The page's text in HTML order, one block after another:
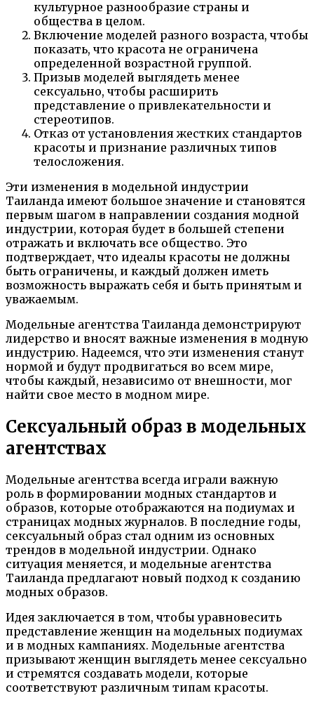
культурное разнообразие страны и
общества в целом.
Включение моделей разного возраста, чтобы
показать, что красота не ограничена
определенной возрастной группой.
Призыв моделей выглядеть менее
сексуально, чтобы расширить
представление о привлекательности и
стереотипов.
Отказ от установления жестких стандартов
красоты и признание различных типов
телосложения.
Эти изменения в модельной индустрии
Таиланда имеют большое значение и становятся
первым шагом в направлении создания модной
индустрии, которая будет в большей степени
отражать и включать все общество. Это
подтверждает, что идеалы красоты не должны
быть ограничены, и каждый должен иметь
возможность выражать себя и быть принятым и
уважаемым.
Модельные агентства Таиланда демонстрируют
лидерство и вносят важные изменения в модную
индустрию. Надеемся, что эти изменения станут
нормой и будут продвигаться во всем мире,
чтобы каждый, независимо от внешности, мог
найти свое место в модном мире.
Сексуальный образ в модельных
агентствах
Модельные агентства всегда играли важную
роль в формировании модных стандартов и
образов, которые отображаются на подиумах и
страницах модных журналов. В последние годы,
сексуальный образ стал одним из основных
трендов в модельной индустрии. Однако
ситуация меняется, и модельные агентства
Таиланда предлагают новый подход к созданию
модных образов.
Идея заключается в том, чтобы уравновесить
представление женщин на модельных подиумах
и в модных кампаниях. Модельные агентства
призывают женщин выглядеть менее сексуально
и стремятся создавать модели, которые
соответствуют различным типам красоты.